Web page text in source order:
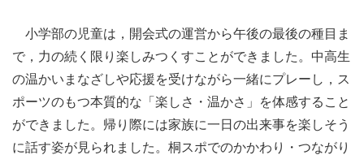
小学部の児童は，開会式の運営から午後の最後の種目ま
で，力の続く限り楽しみつくすことができました。中高生
の温かいまなざしや応援を受けながら一緒にプレーし，ス
ポーツのもつ本質的な「楽しさ・温かさ」を体感すること
ができました。帰り際には家族に一日の出来事を楽しそう
に話す姿が見られました。桐スポでのかかわり・つながり